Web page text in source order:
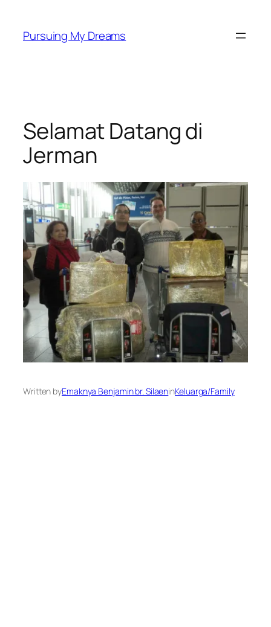
content
Pursuing My Dreams
Selamat Datang di
Jerman
Written byEmaknya Benjamin br. SilaeninKeluarga/Family